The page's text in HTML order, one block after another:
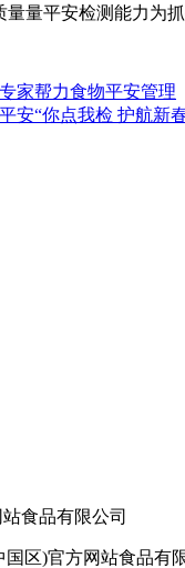
量平安检测能力为
家帮力食物平安管理
安“你点我检 护航新
食品有限公司
区)官方网站食品有